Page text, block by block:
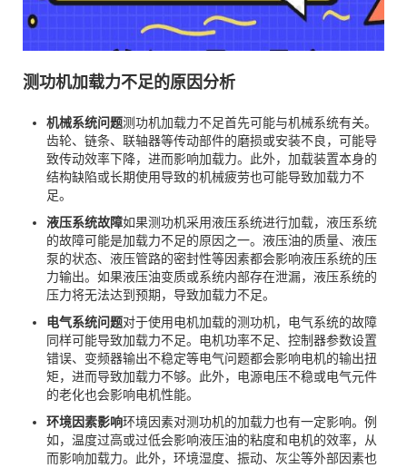
测功机加载力不足的原因分析
机械系统问题测功机加载力不足首先可能与机械系统有关。
齿轮、链条、联轴器等传动部件的磨损或安装不良，可能导
致传动效率下降，进而影响加载力。此外，加载装置本身的
结构缺陷或长期使用导致的机械疲劳也可能导致加载力不
足。
液压系统故障如果测功机采用液压系统进行加载，液压系统
的故障可能是加载力不足的原因之一。液压油的质量、液压
泵的状态、液压管路的密封性等因素都会影响液压系统的压
力输出。如果液压油变质或系统内部存在泄漏，液压系统的
压力将无法达到预期，导致加载力不足。
电气系统问题对于使用电机加载的测功机，电气系统的故障
同样可能导致加载力不足。电机功率不足、控制器参数设置
错误、变频器输出不稳定等电气问题都会影响电机的输出扭
矩，进而导致加载力不够。此外，电源电压不稳或电气元件
的老化也会影响电机性能。
环境因素影响环境因素对测功机的加载力也有一定影响。例
如，温度过高或过低会影响液压油的粘度和电机的效率，从
而影响加载力。此外，环境湿度、振动、灰尘等外部因素也